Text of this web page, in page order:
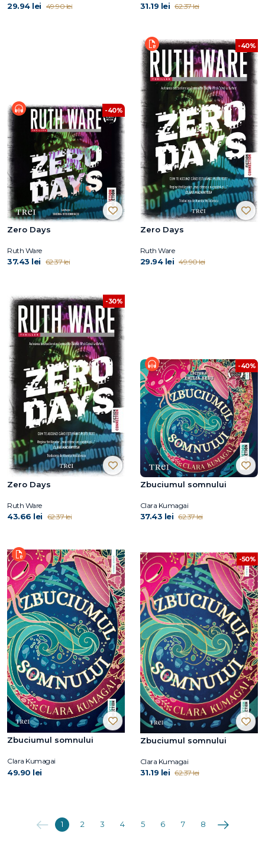
29.94 lei 49.90 lei 31.19 lei 62.37 lei
-40%
Zero Days
Ruth Ware
37.43 lei 62.37 lei
-40%
Zero Days
Ruth Ware
29.94 lei 49.90 lei
-30%
Zero Days
Ruth Ware
43.66 lei 62.37 lei
-40%
Zbuciumul somnului
Clara Kumagai
37.43 lei 62.37 lei
Zbuciumul somnului
Clara Kumagai
49.90 lei
-50%
Zbuciumul somnului
Clara Kumagai
31.19 lei 62.37 lei
Anterioara
1 2 3 4 5 6 7 8 Următoarea